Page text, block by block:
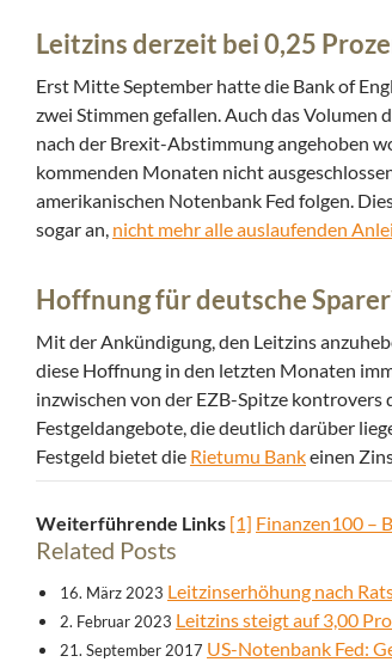
Leitzins derzeit bei 0,25
Erst Mitte September hatte die Bank of
zwei Stimmen gefallen. Auch das Volumen
nach der Brexit-Abstimmung angehoben
kommenden Monaten nicht
amerikanischen Notenbank Fed folgen.
sogar an, nicht mehr alle auslaufenden
Hoffnung für deutsche
Mit der Ankündigung, den Leitzins
diese Hoffnung in den letzten Monaten
inzwischen von der EZB-Spitze
Festgeldangebote, die deutlich darüber
Festgeld bietet die Rietumu Bankeinen
Weiterführende Links [1] Finanzen100 –
Related Posts
16. März 2023 Leitzinserhöhung nach
2. Februar 2023 Leitzins steigt auf 3,00
21. September 2017 US-Notenbank Fed: